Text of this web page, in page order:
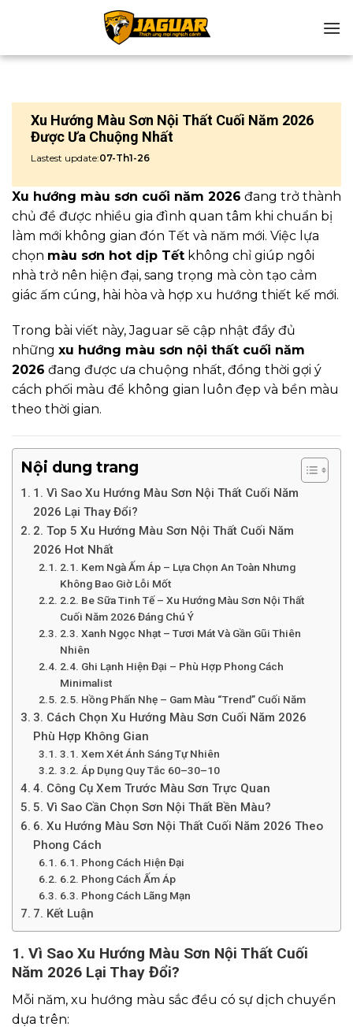
Xu Hướng Màu Sơn Nội Thất Cuối Năm 2026
Được Ưa Chuộng Nhất
Lastest update:07-Th1-26
Xu hướng màu sơn cuối năm 2026 đang trở thành
chủ đề được nhiều gia đình quan tâm khi chuẩn bị
làm mới không gian đón Tết và năm mới. Việc lựa
chọn màu sơn hot dịp Tết không chỉ giúp ngôi
nhà trở nên hiện đại, sang trọng mà còn tạo cảm
giác ấm cúng, hài hòa và hợp xu hướng thiết kế mới.
Trong bài viết này, Jaguar sẽ cập nhật đầy đủ
những xu hướng màu sơn nội thất cuối năm
2026 đang được ưa chuộng nhất, đồng thời gợi ý
cách phối màu để không gian luôn đẹp và bền màu
theo thời gian.
Nội dung trang
1. Vì Sao Xu Hướng Màu Sơn Nội Thất Cuối Năm
2026 Lại Thay Đổi?
2. Top 5 Xu Hướng Màu Sơn Nội Thất Cuối Năm
2026 Hot Nhất
2.1. Kem Ngà Ấm Áp – Lựa Chọn An Toàn Nhưng
Không Bao Giờ Lỗi Mốt
2.2. Be Sữa Tinh Tế – Xu Hướng Màu Sơn Nội Thất
Cuối Năm 2026 Đáng Chú Ý
2.3. Xanh Ngọc Nhạt – Tươi Mát Và Gần Gũi Thiên
Nhiên
2.4. Ghi Lạnh Hiện Đại – Phù Hợp Phong Cách
Minimalist
2.5. Hồng Phấn Nhẹ – Gam Màu “Trend” Cuối Năm
3. Cách Chọn Xu Hướng Màu Sơn Cuối Năm 2026
Phù Hợp Không Gian
3.1. Xem Xét Ánh Sáng Tự Nhiên
3.2. Áp Dụng Quy Tắc 60–30–10
4. Công Cụ Xem Trước Màu Sơn Trực Quan
5. Vì Sao Cần Chọn Sơn Nội Thất Bền Màu?
6. Xu Hướng Màu Sơn Nội Thất Cuối Năm 2026 Theo
Phong Cách
6.1. Phong Cách Hiện Đại
6.2. Phong Cách Ấm Áp
6.3. Phong Cách Lãng Mạn
7. Kết Luận
1. Vì Sao Xu Hướng Màu Sơn Nội Thất Cuối
Năm 2026 Lại Thay Đổi?
Mỗi năm, xu hướng màu sắc đều có sự dịch chuyển
dựa trên: